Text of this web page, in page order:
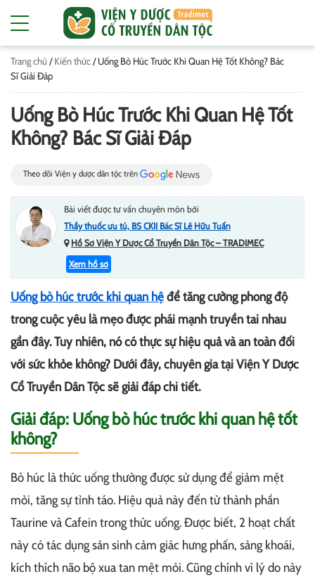
Trang chủ /Kiến thức/Uống Bò Húc Trước Khi Quan Hệ Tốt Không? Bác
Sĩ Giải Đáp
Uống Bò Húc Trước Khi Quan Hệ Tốt
Không? Bác Sĩ Giải Đáp
Theo dõi Viện y dược dân tộc trên
Bài viết được tư vấn chuyên môn bởi
Thầy thuốc ưu tú, BS CKII Bác Sĩ Lê Hữu Tuấn
Hồ Sơ Viện Y Dược Cổ Truyền Dân Tộc – TRADIMEC
Xem hồ sơ
Uống bò húc trước khi quan hệđể tăng cường phong độ
trong cuộc yêu là mẹo được phái mạnh truyền tai nhau
gần đây. Tuy nhiên, nó có thực sự hiệu quả và an toàn đối
với sức khỏe không? Dưới đây, chuyên gia tại Viện Y Dược
Cổ Truyền Dân Tộc sẽ giải đáp chi tiết.
Giải đáp: Uống bò húc trước khi quan hệ tốt
không?
Bò húc là thức uống thường được sử dụng để giảm mệt
mỏi, tăng sự tỉnh táo. Hiệu quả này đến từ thành phần
Taurine và Cafein trong thức uống. Được biết, 2 hoạt chất
này có tác dụng sản sinh cảm giác hưng phấn, sảng khoái,
kích thích não bộ xua tan mệt mỏi. Cũng chính vì lý do này